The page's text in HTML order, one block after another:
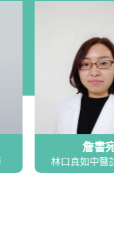
詹書宛
林口真如中醫